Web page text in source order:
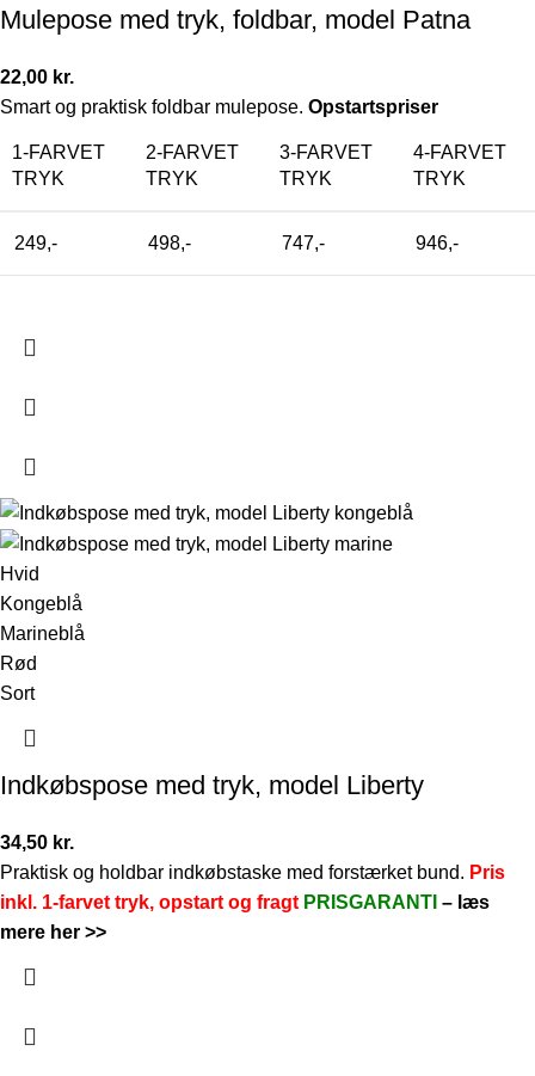
Mulepose med tryk, foldbar, model Patna
22,00 kr.
Smart og praktisk foldbar mulepose. Opstartspriser
1-FARVET
TRYK
2-FARVET
TRYK
3-FARVET
TRYK
4-FARVET
TRYK
249,- 498,- 747,- 946,-
Hvid
Kongeblå
Marineblå
Rød
Sort
Indkøbspose med tryk, model Liberty
34,50 kr.
Praktisk og holdbar indkøbstaske med forstærket bund. Pris
inkl. 1-farvet tryk, opstart og fragt PRISGARANTI – læs
mere her >>